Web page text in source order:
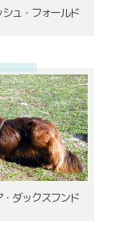
シュ・フォールド
ダックスフンド